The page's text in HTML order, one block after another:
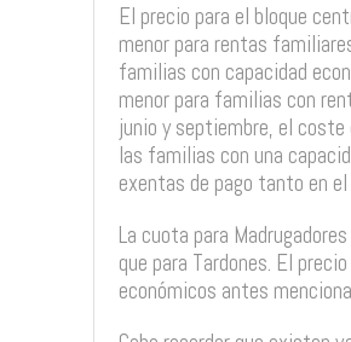
El precio para el bloque
menor para rentas
familias con capacidad
menor para familias con
junio y septiembre, el
las familias con una
exentas de pago tanto en
La cuota para
que para Tardones. El
económicos antes